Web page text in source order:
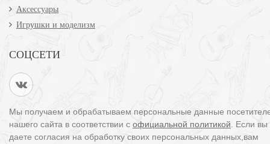
Аксессуары
Игрушки и моделизм
СОЦСЕТИ
Мы получаем и обрабатываем персональные данные
нашего сайта в соответствии с официальной политикой . Если
даете согласия на обработку своих персональных данных,вам